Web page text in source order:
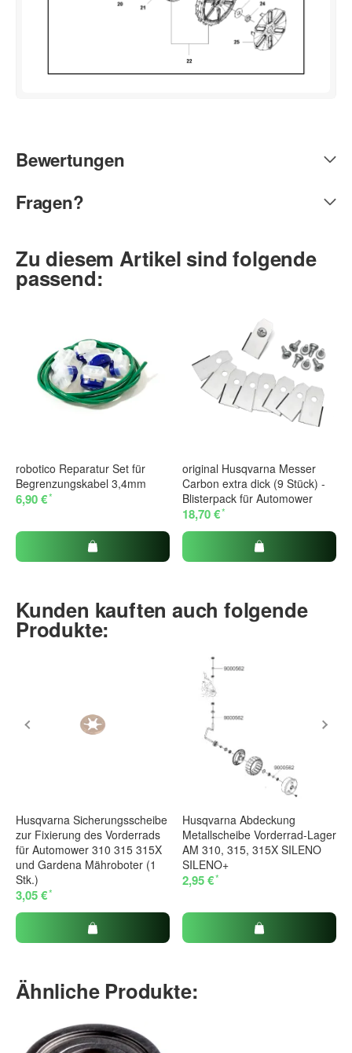
Bewertungen
Fragen?
Zu diesem Artikel sind folgende
passend:
robotico Reparatur Set für
Begrenzungskabel 3,4mm
6,90 €*
original Husqvarna Messer
Carbon extra dick (9 Stück) -
Blisterpack für Automower
18,70 €*
Kunden kauften auch folgende
Produkte:
Husqvarna Sicherungsscheibe
zur Fixierung des Vorderrads
für Automower 310 315 315X
und Gardena Mähroboter (1
Stk.)
3,05 €*
Husqvarna Abdeckung
Metallscheibe Vorderrad-Lager
AM 310, 315, 315X SILENO
SILENO+
2,95 €*
Ähnliche Produkte: